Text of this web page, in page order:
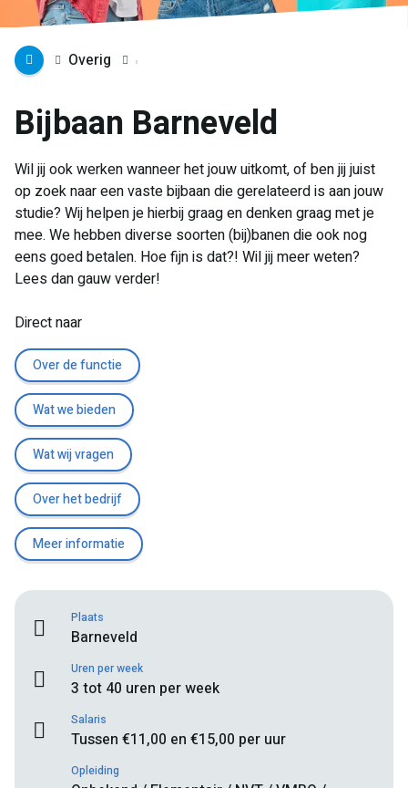
Overig
Bijbaan Barneveld
Wil jij ook werken wanneer het jouw uitkomt, of ben jij juist
op zoek naar een vaste bijbaan die gerelateerd is aan jouw
studie? Wij helpen je hierbij graag en denken graag met je
mee. We hebben diverse soorten (bij)banen die ook nog
eens goed betalen. Hoe fijn is dat?! Wil jij meer weten?
Lees dan gauw verder!
Direct naar
Over de functie
Wat we bieden
Wat wij vragen
Over het bedrijf
Meer informatie
Plaats
Barneveld
Uren per week
3 tot 40 uren per week
Salaris
Tussen €11,00 en €15,00 per uur
Opleiding